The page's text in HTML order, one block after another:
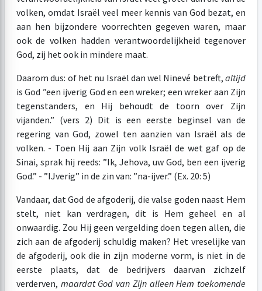
volken, omdat Israël veel meer kennis van God bezat, en
aan hen bijzondere voorrechten gegeven waren, maar
ook de volken hadden verantwoordelijkheid tegenover
God, zij het ook in mindere maat.
Daarom dus: of het nu Israël dan wel Ninevé betreft, altijd
is God ”een ijverig God en een wreker; een wreker aan Zijn
tegenstanders, en Hij behoudt de toorn over Zijn
vijanden.” (vers 2) Dit is een eerste beginsel van de
regering van God, zowel ten aanzien van Israël als de
volken. - Toen Hij aan Zijn volk Israël de wet gaf op de
Sinai, sprak hij reeds: ”Ik, Jehova, uw God, ben een ijverig
God.” - ”IJverig” in de zin van: ”na-ijver.” (Ex. 20: 5)
Vandaar, dat God de afgoderij, die valse goden naast Hem
stelt, niet kan verdragen, dit is Hem geheel en al
onwaardig. Zou Hij geen vergelding doen tegen allen, die
zich aan de afgoderij schuldig maken? Het vreselijke van
de afgoderij, ook die in zijn moderne vorm, is niet in de
eerste plaats, dat de bedrijvers daarvan zichzelf
verderven, maardat God van Zijn alleen Hem toekomende